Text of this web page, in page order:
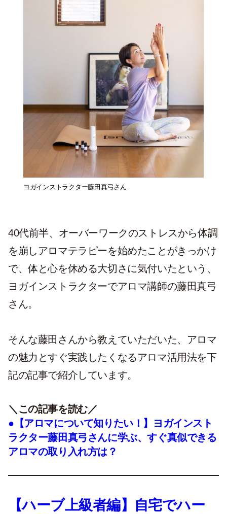
ヨガインストラクター藤田真弓さん
40代前半、オーバーワークのストレスから体調
を崩しアロマテラピーを始めたことがきっかけ
で、体と心を休める大切さに気付いたという、
ヨガインストラクターでアロマ講師の藤田真弓
さん。
そんな藤田さんから教えていただいた、アロマ
の魅力とすぐ実践したくなるアロマ活用法を下
記の記事で紹介しています。
＼この記事を読む／
●【アロマについて知りたい！】ヨガインスト
ラクター藤田真弓さんに学ぶ、すぐ真似できる
アロマの取り入れ方は？
【ハーブ上級者編】自宅でハー